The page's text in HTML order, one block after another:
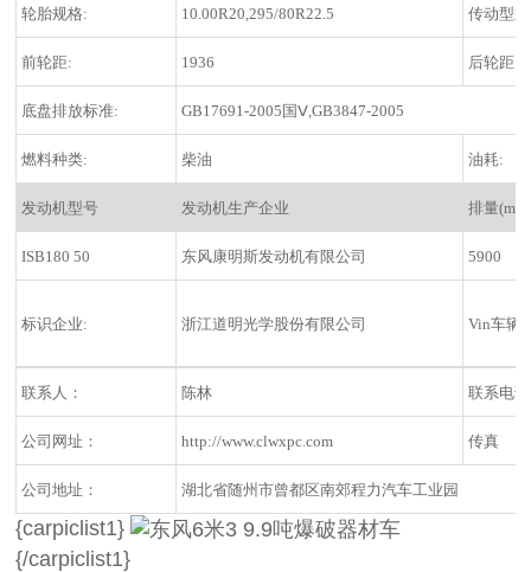
轮胎规格: 10.00R20,295/80R22.5 传动型
前轮距: 1936 后轮距:
底盘排放标准: GB17691-2005国Ⅴ,GB3847-2005
燃料种类: 柴油 油耗:
发动机型号 发动机生产企业 排量(ml)
ISB180 50 东风康明斯发动机有限公司 5900
标识企业: 浙江道明光学股份有限公司 Vin车辆
联系人： 陈林 联系电话
公司网址： http://www.clwxpc.com 传真
公司地址： 湖北省随州市曾都区南郊程力汽车工业园
{carpiclist1}
{/carpiclist1}